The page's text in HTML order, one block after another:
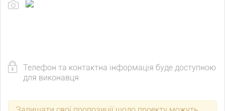
Телефон та контактна інформація буде доступною
для виконавця